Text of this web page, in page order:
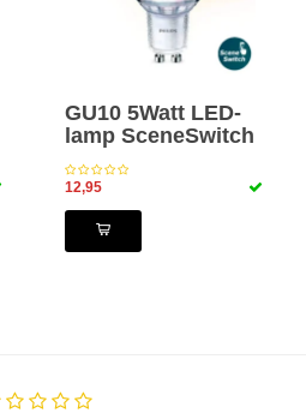
GU10 5Watt LED-
lamp SceneSwitch
12,95